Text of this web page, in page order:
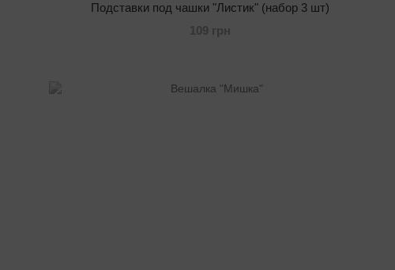
Подставки под чашки "Листик" (набор 3 шт)
109 грн